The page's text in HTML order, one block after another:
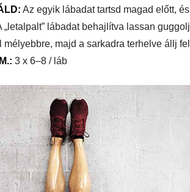
Az egyik lábadat tartsd magad előtt,
„letalpalt” lábadat behajlítva lassan
mélyebbre, majd a sarkadra terhelve állj
3 x 6–8 / láb